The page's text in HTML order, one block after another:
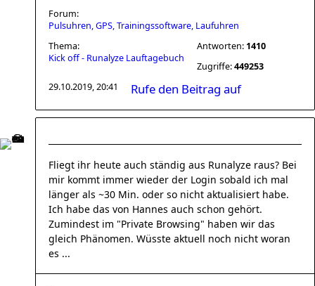
Forum:
Pulsuhren, GPS, Trainingssoftware, Laufuhren
Thema:
Kick off - Runalyze Lauftagebuch
Antworten: 1410
Zugriffe:449253
29.10.2019, 20:41
Rufe den Beitrag auf
Fliegt ihr heute auch ständig aus Runalyze raus? Bei
mir kommt immer wieder der Login sobald ich mal
länger als ~30 Min. oder so nicht aktualisiert habe.
Ich habe das von Hannes auch schon gehört.
Zumindest im "Private Browsing" haben wir das
gleich Phänomen. Wüsste aktuell noch nicht woran
es ...